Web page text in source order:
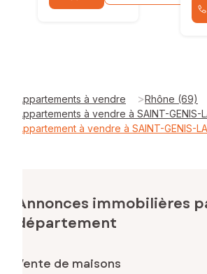
Appartements à vendre >Rhône (69)
Appartements à vendre à SAINT-GENIS-
Appartement à vendre à SAINT-GENIS-
Annonces immobilières
département
Vente de maisons